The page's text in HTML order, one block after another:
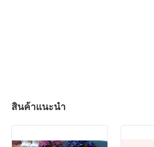
สินค้าแนะนำ